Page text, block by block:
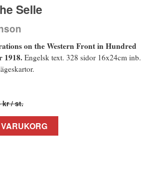
Selle
on the Western Front in Hundred
1918. Engelsk text. 328 sidor 16x24cm inb.
kr/ st.